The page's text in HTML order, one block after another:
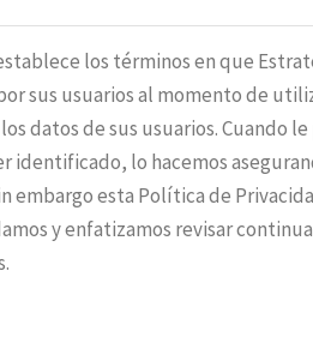
los términos en que
sus usuarios al momento de
datos de sus usuarios. Cuando
identificado, lo hacemos
embargo esta Política de
y enfatizamos revisar